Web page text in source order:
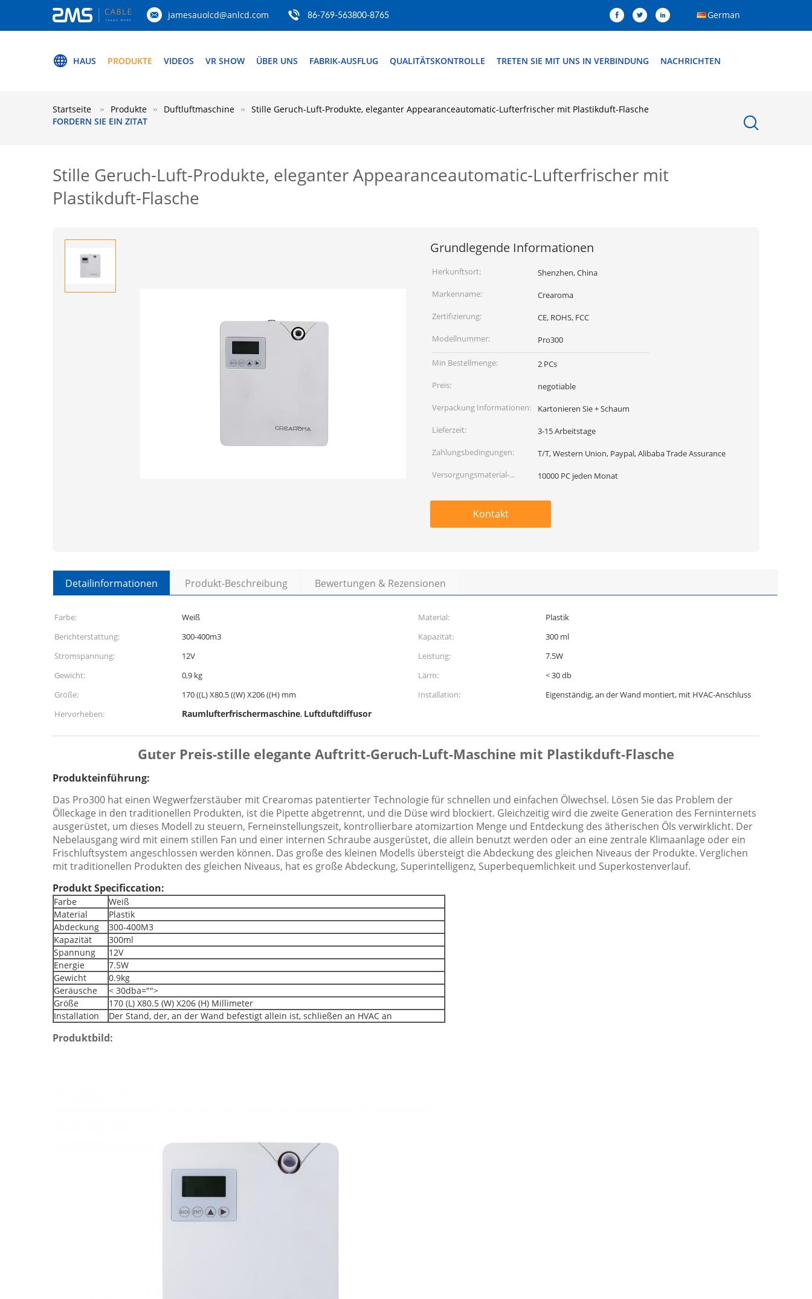
jamesauolcd@anlcd.com 86-769-563800-8765 German
HAUS PRODUKTE VIDEOS VR SHOW ÜBER UNS FABRIK-AUSFLUG QUALITÄTSKONTROLLE TRETEN SIE MIT UNS IN VERBINDUNG NACHRICHTEN
FORDERN SIE EIN ZITAT
Startseite Produkte Duftluftmaschine Stille Geruch-Luft-Produkte, eleganter Appearanceautomatic-Lufterfrischer mit Plastikduft-Flasche
Stille Geruch-Luft-Produkte, eleganter Appearanceautomatic-Lufterfrischer mit
Plastikduft-Flasche
Grundlegende Informationen
Herkunftsort:
Shenzhen, China
Markenname:
Crearoma
Zertifizierung:
CE, ROHS, FCC
Modellnummer:
Pro300
Min Bestellmenge:
2 PCs
Preis:
negotiable
Verpackung Informationen:
Kartonieren Sie + Schaum
Lieferzeit:
3-15 Arbeitstage
Zahlungsbedingungen:
T/T, Western Union, Paypal, Alibaba Trade Assurance
Versorgungsmaterial-
10000 PC jeden Monat
Kontakt
Detailinformationen Produkt-Beschreibung Bewertungen & Rezensionen
Farbe: Weiß Material:
Plastik
Berichterstattung:
300-400m3 Kapazität:
300 ml
Stromspannung:
12V Leistung:
7.5W
Gewicht:
0,9 kg Lärm:
< 30 db
Größe:
170 ((L) X80.5 ((W) X206 ((H) mm Installation:
Eigenständig, an der Wand montiert, mit HVAC-Anschluss
Hervorheben:
Raumlufterfrischermaschine, Luftduftdiffusor
Guter Preis-stille elegante Auftritt-Geruch-Luft-Maschine mit Plastikduft-Flasche
Produkteinführung:
Das Pro300 hat einen Wegwerfzerstäuber mit Crearomas patentierter Technologie für schnellen und einfachen Ölwechsel. Lösen Sie das Problem der
Ölleckage in den traditionellen Produkten, ist die Pipette abgetrennt, und die Düse wird blockiert. Gleichzeitig wird die zweite Generation des Ferninternets
ausgerüstet, um dieses Modell zu steuern, Ferneinstellungszeit, kontrollierbare atomizartion Menge und Entdeckung des ätherischen Öls verwirklicht. Der
Nebelausgang wird mit einem stillen Fan und einer internen Schraube ausgerüstet, die allein benutzt werden oder an eine zentrale Klimaanlage oder ein
Frischluftsystem angeschlossen werden können. Das große des kleinen Modells übersteigt die Abdeckung des gleichen Niveaus der Produkte. Verglichen
mit traditionellen Produkten des gleichen Niveaus, hat es große Abdeckung, Superintelligenz, Superbequemlichkeit und Superkostenverlauf.
Produkt Specificcation:
Farbe
Weiß
Material
Plastik
Abdeckung
300-400M3
Kapazität
300ml
Spannung
12V
Energie
7.5W
Gewicht
0.9kg
Geräusche
< 30dba="">
Größe
170 (L) X80.5 (W) X206 (H) Millimeter
Installation
Der Stand, der, an der Wand befestigt allein ist, schließen an HVAC an
Produktbild: